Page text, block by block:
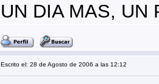
UN DIA MAS, UN
Escrito el: 28 de Agosto de 2006 a las 12:12